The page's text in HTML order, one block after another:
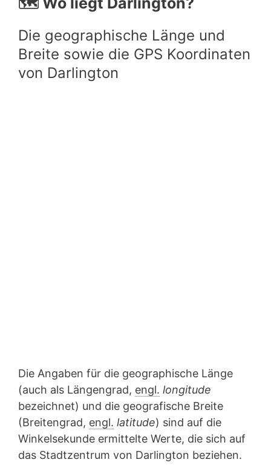
Die geographische Länge und
Breite sowie die GPS Koordinaten
von Darlington
Die Angaben für die geographische Länge
(auch als Längengrad, engl. longitude
bezeichnet) und die geografische Breite
(Breitengrad, engl. latitude) sind auf die
Winkelsekunde ermittelte Werte, die sich auf
das Stadtzentrum von Darlington beziehen.